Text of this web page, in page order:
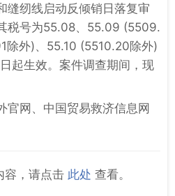
缝纫线启动反倾销日落复审
税号为55.08、55.09 (5509.
外)、55.10 (5510.20除外)
起生效。案件调查期间，现
官网、中国贸易救济信息网
容，请点击 此处 查看。